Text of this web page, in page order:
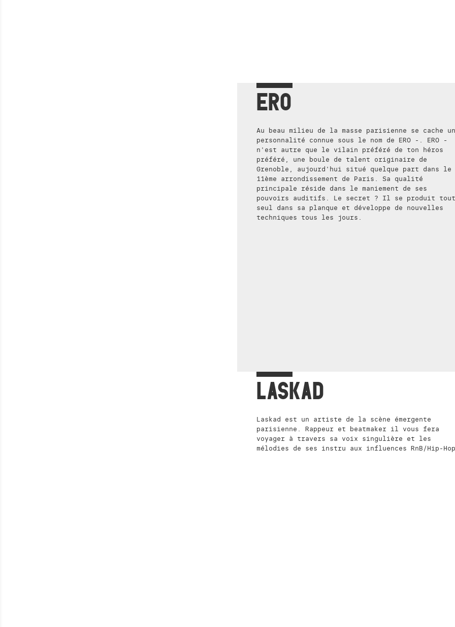
ERO
Au beau milieu de la masse parisienne se cache
personnalité connue sous le nom de ERO -. ERO -
n'est autre que le vilain préféré de ton héros
préféré, une boule de talent originaire de
Grenoble, aujourd'hui situé quelque part dans le
11ème arrondissement de Paris. Sa qualité
principale réside dans le maniement de ses
pouvoirs auditifs. Le secret ? Il se produit
seul dans sa planque et développe de nouvelles
techniques tous les jours.
LASKAD
Laskad est un artiste de la scène émergente
parisienne. Rappeur et beatmaker il vous fera
voyager à travers sa voix singulière et les
mélodies de ses instru aux influences RnB/Hip-